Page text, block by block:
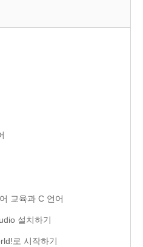
교육과 C 언어
설치하기
로 시작하기